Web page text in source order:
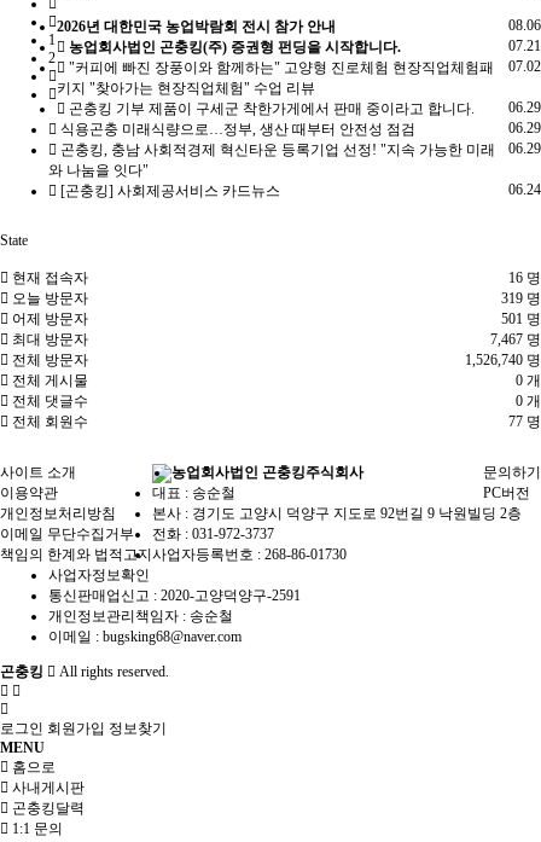
1
2
08.06
2026년 대한민국 농업박람회 전시 참가 안내
07.21
농업회사법인 곤충킹(주) 증권형 펀딩을 시작합니다.
07.02
"커피에 빠진 장풍이와 함께하는" 고양형 진로체험 현장직업체험패
키지 "찾아가는 현장직업체험" 수업 리뷰
06.29
곤충킹 기부 제품이 구세군 착한가게에서 판매 중이라고 합니다.
06.29
식용곤충 미래식량으로…정부, 생산 때부터 안전성 점검
06.29
곤충킹, 충남 사회적경제 혁신타운 등록기업 선정! "지속 가능한 미래
와 나눔을 잇다"
06.24
[곤충킹] 사회제공서비스 카드뉴스
State
현재 접속자
16 명
오늘 방문자
319 명
어제 방문자
501 명
최대 방문자
7,467 명
전체 방문자
1,526,740 명
전체 게시물
0 개
전체 댓글수
0 개
전체 회원수
77 명
사이트 소개
이용약관
개인정보처리방침
이메일 무단수집거부
책임의 한계와 법적고지
문의하기
PC버전
농업회사법인 곤충킹주식회사
대표 : 송순철
본사 : 경기도 고양시 덕양구 지도로 92번길 9 낙원빌딩 2층
전화 : 031-972-3737
사업자등록번호 : 268-86-01730
사업자정보확인
통신판매업신고 : 2020-고양덕양구-2591
개인정보관리책임자 : 송순철
이메일 : bugsking68@naver.com
곤충킹 All rights reserved.
로그인 회원가입 정보찾기
MENU
홈으로
사내게시판
곤충킹달력
1:1 문의